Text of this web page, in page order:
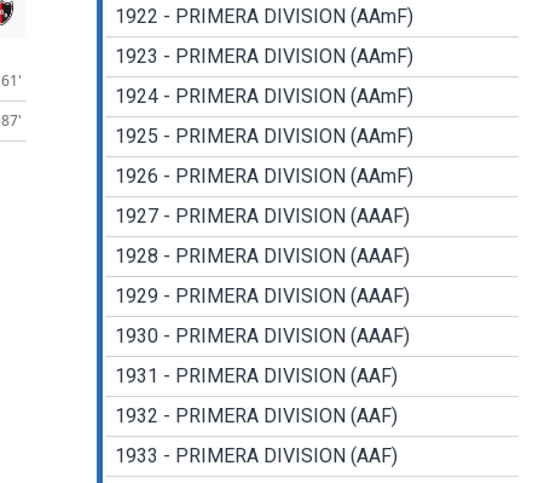
61'
87'
1922 - PRIMERA DIVISION (AAmF)
1923 - PRIMERA DIVISION (AAmF)
1924 - PRIMERA DIVISION (AAmF)
1925 - PRIMERA DIVISION (AAmF)
1926 - PRIMERA DIVISION (AAmF)
1927 - PRIMERA DIVISION (AAAF)
1928 - PRIMERA DIVISION (AAAF)
1929 - PRIMERA DIVISION (AAAF)
1930 - PRIMERA DIVISION (AAAF)
1931 - PRIMERA DIVISION (AAF)
1932 - PRIMERA DIVISION (AAF)
1933 - PRIMERA DIVISION (AAF)